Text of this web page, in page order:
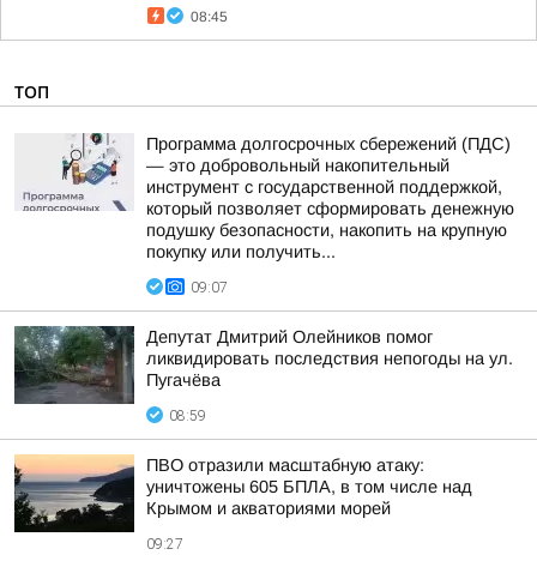
08:45
ТОП
Программа долгосрочных сбережений (ПДС)
— это добровольный накопительный
инструмент с государственной поддержкой,
который позволяет сформировать денежную
подушку безопасности, накопить на крупную
покупку или получить...
09:07
Депутат Дмитрий Олейников помог
ликвидировать последствия непогоды на ул.
Пугачёва
08:59
ПВО отразили масштабную атаку:
уничтожены 605 БПЛА, в том числе над
Крымом и акваториями морей
09:27